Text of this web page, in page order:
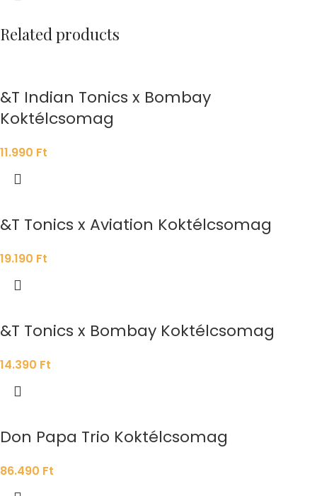
Related products
&T Indian Tonics x Bombay
Koktélcsomag
11.990 Ft
&T Tonics x Aviation Koktélcsomag
19.190 Ft
&T Tonics x Bombay Koktélcsomag
14.390 Ft
Don Papa Trio Koktélcsomag
86.490 Ft